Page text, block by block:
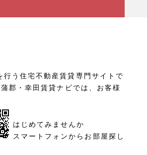
う住宅不動産賃貸専門サイトで
郡・幸田賃貸ナビでは、お客様
はじめてみませんか
スマートフォンからお部屋探し